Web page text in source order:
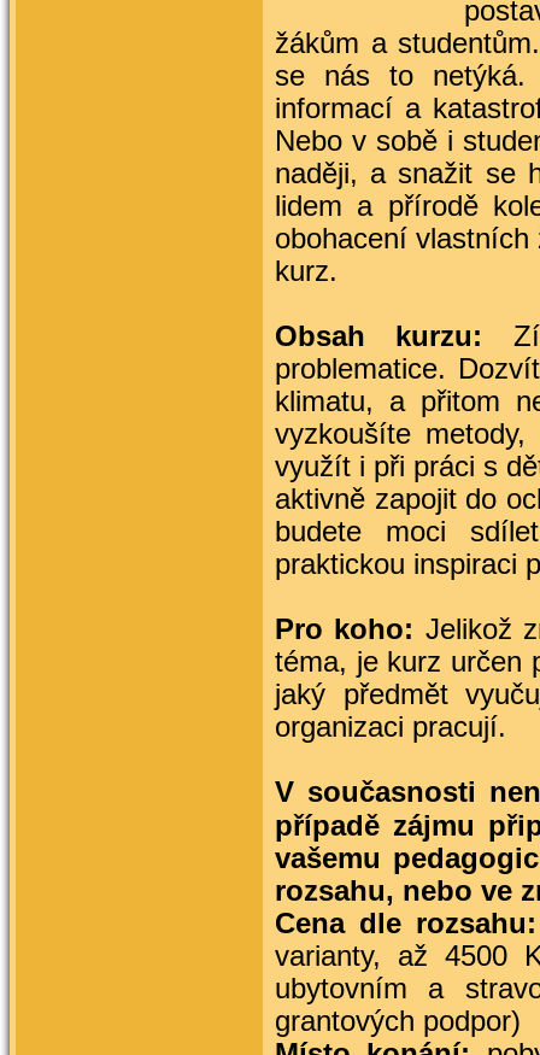
žákům a
se nás to netýká.
informací a
Nebo v sobě i
naději, a snažit se
lidem a přírodě
obohacení
kurz.
Obsah kurzu:
problematice.
klimatu, a přitom
vyzkoušíte
využít i při práci s
aktivně zapojit do
budete moci
praktickou inspiraci
Pro koho: Jelikož
téma, je kurz určen
jaký předmět
organizaci pracují.
V současnosti
případě zájmu
vašemu
rozsahu, nebo ve
Cena dle rozsahu:
varianty, až 4500
ubytovním a
grantových podpor)